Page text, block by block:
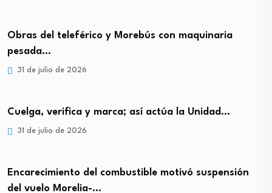
Obras del teleférico y Morebús con maquinaria
pesada…
31 de julio de 2026
Cuelga, verifica y marca; así actúa la Unidad…
31 de julio de 2026
Encarecimiento del combustible motivó suspensión
del vuelo Morelia-…